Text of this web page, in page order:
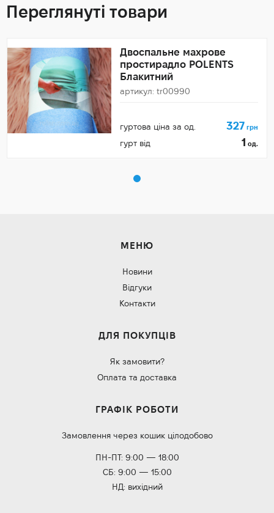
Переглянуті товари
Двоспальне махрове
простирадло POLENTS
Блакитний
артикул: tr00990
гуртова ціна за од. 327 грн
гурт від 1 од.
МЕНЮ
Новини
Відгуки
Контакти
ДЛЯ ПОКУПЦІВ
Як замовити?
Оплата та доставка
ГРАФІК РОБОТИ
Замовлення через кошик цілодобово
ПН-ПТ: 9:00 — 18:00
СБ: 9:00 — 15:00
НД: вихідний